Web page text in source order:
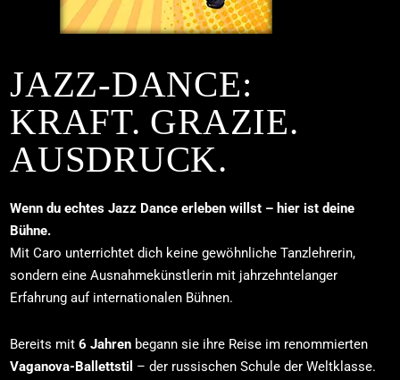
JAZZ-DANCE:
KRAFT. GRAZIE.
AUSDRUCK.
Wenn du echtes Jazz Dance erleben willst – hier ist deine
Bühne.
Mit Caro unterrichtet dich keine gewöhnliche Tanzlehrerin,
sondern eine Ausnahmekünstlerin mit jahrzehntelanger
Erfahrung auf internationalen Bühnen.
Bereits mit6 Jahren begann sie ihre Reise im renommierten
Vaganova-Ballettstil – der russischen Schule der Weltklasse.